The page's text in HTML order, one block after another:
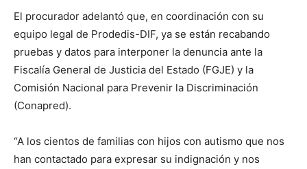
El procurador adelantó que, en coordinación con su
equipo legal de Prodedis-DIF, ya se están recabando
pruebas y datos para interponer la denuncia ante la
Fiscalía General de Justicia del Estado (FGJE) y la
Comisión Nacional para Prevenir la Discriminación
(Conapred).
“A los cientos de familias con hijos con autismo que nos
han contactado para expresar su indignación y nos